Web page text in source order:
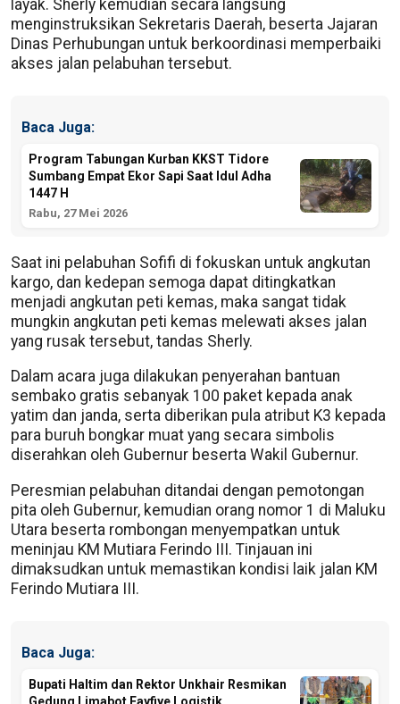
layak. Sherly kemudian secara langsung
menginstruksikan Sekretaris Daerah, beserta Jajaran
Dinas Perhubungan untuk berkoordinasi memperbaiki
akses jalan pelabuhan tersebut.
Baca Juga:
Program Tabungan Kurban KKST Tidore
Sumbang Empat Ekor Sapi Saat Idul Adha
1447 H
Rabu, 27 Mei 2026
Saat ini pelabuhan Sofifi di fokuskan untuk angkutan
kargo, dan kedepan semoga dapat ditingkatkan
menjadi angkutan peti kemas, maka sangat tidak
mungkin angkutan peti kemas melewati akses jalan
yang rusak tersebut, tandas Sherly.
Dalam acara juga dilakukan penyerahan bantuan
sembako gratis sebanyak 100 paket kepada anak
yatim dan janda, serta diberikan pula atribut K3 kepada
para buruh bongkar muat yang secara simbolis
diserahkan oleh Gubernur beserta Wakil Gubernur.
Peresmian pelabuhan ditandai dengan pemotongan
pita oleh Gubernur, kemudian orang nomor 1 di Maluku
Utara beserta rombongan menyempatkan untuk
meninjau KM Mutiara Ferindo III. Tinjauan ini
dimaksudkan untuk memastikan kondisi laik jalan KM
Ferindo Mutiara III.
Baca Juga:
Bupati Haltim dan Rektor Unkhair Resmikan